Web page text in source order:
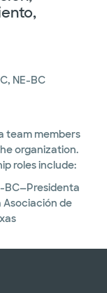
NE-BC
team members
organization.
roles include:
BC—Presidenta
Asociación de